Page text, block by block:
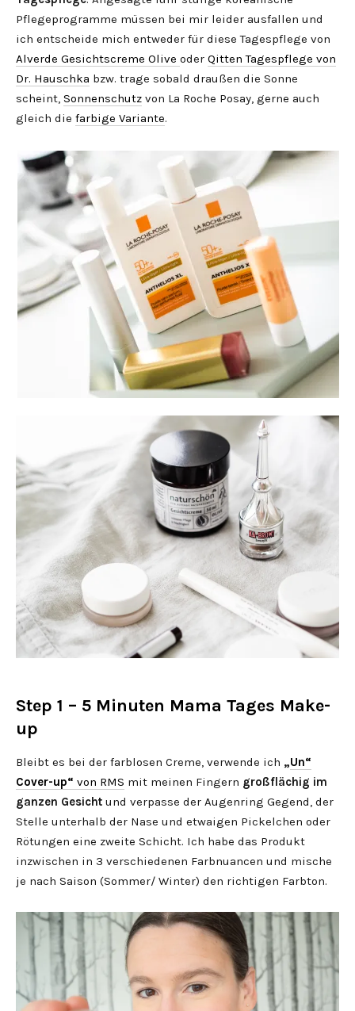
Pflegeprogramme müssen bei mir leider ausfallen und
ich entscheide mich entweder für diese Tagespflege von
Alverde Gesichtscreme Olive oder Qitten Tagespflege von
Dr. Hauschka bzw. trage sobald draußen die Sonne
scheint, Sonnenschutz von La Roche Posay, gerne auch
gleich die farbige Variante.
Step 1 – 5 Minuten Mama Tages Make-
up
Bleibt es bei der farblosen Creme, verwende ich „Un“
Cover-up“ von RMS mit meinen Fingern großflächig im
ganzen Gesicht und verpasse der Augenring Gegend, der
Stelle unterhalb der Nase und etwaigen Pickelchen oder
Rötungen eine zweite Schicht. Ich habe das Produkt
inzwischen in 3 verschiedenen Farbnuancen und mische
je nach Saison (Sommer/ Winter) den richtigen Farbton.